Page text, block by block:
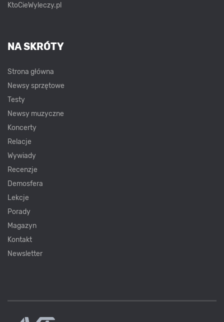
KtoCieWyleczy.pl
NA SKRÓTY
Strona główna
Newsy sprzętowe
Testy
Newsy muzyczne
Koncerty
Relacje
Wywiady
Recenzje
Demosfera
Lekcje
Porady
Magazyn
Kontakt
Newsletter